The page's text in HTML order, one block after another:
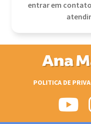
entrar em
Ana
POLITICA DE